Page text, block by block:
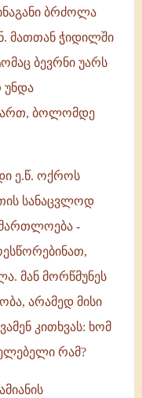
ბრძოლა
მათთან ჭიდილში
ბევრნი უარს
უნდა
ბოლომდე
ე.წ. ოქროს
სანაცვლოდ
-
მან მორწმუნეს
არამედ მისი
კითხვას: ხომ
რამ?